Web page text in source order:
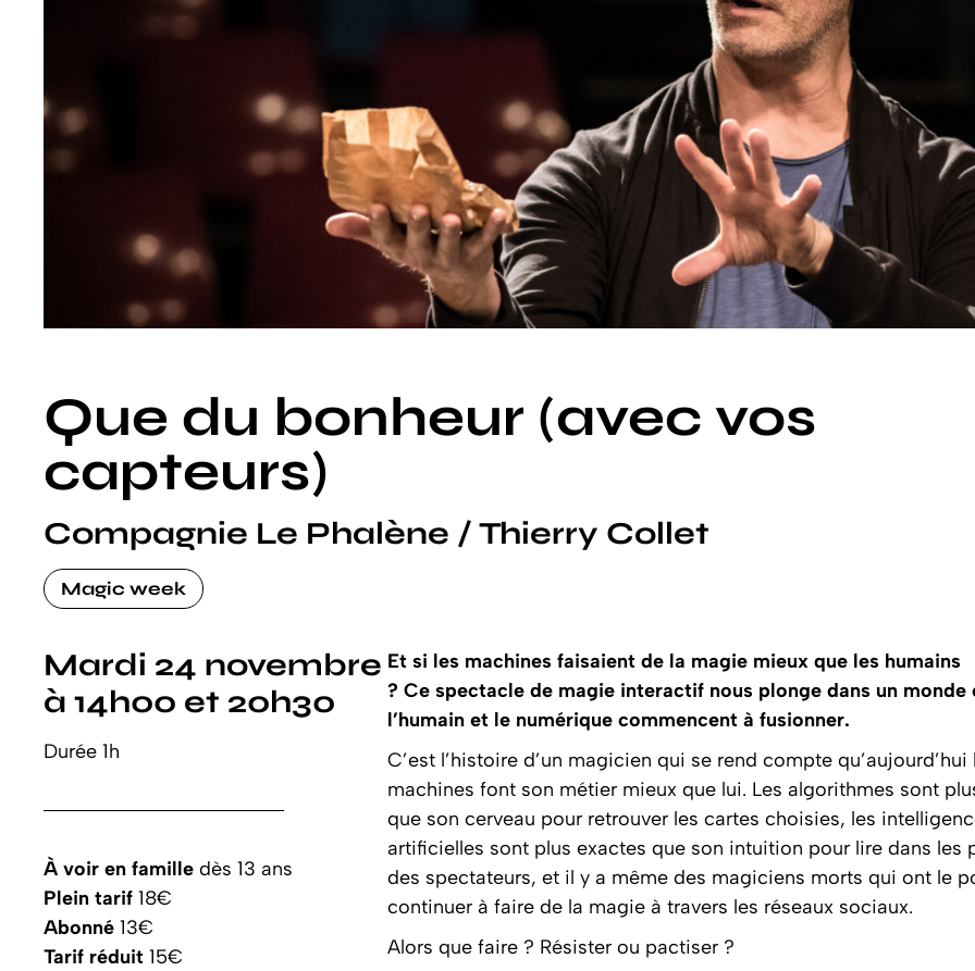
Que du bonheur (avec vos
capteurs)
Compagnie Le Phalène / Thierry Collet
Magic week
Mardi 24 novembre
à 14h00 et 20h30
Durée 1h
À voir en famille dès 13 ans
Plein tarif 18€
Abonné 13€
Tarif réduit 15€
Et si les machines faisaient de la magie mieux que les humains
? Ce spectacle de magie interactif nous plonge dans un monde
l’humain et le numérique commencent à fusionner.
C’est l’histoire d’un magicien qui se rend compte qu’aujourd’hui
machines font son métier mieux que lui. Les algorithmes sont
que son cerveau pour retrouver les cartes choisies, les
artificielles sont plus exactes que son intuition pour lire dans les
des spectateurs, et il y a même des magiciens morts qui ont le
continuer à faire de la magie à travers les réseaux sociaux.
Alors que faire ? Résister ou pactiser ?